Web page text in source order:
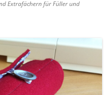
Extrafächern für Füller und